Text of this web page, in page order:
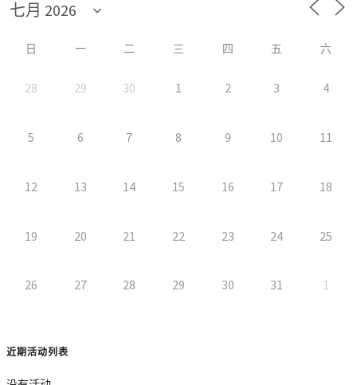
日 一 二 三 四 五 六
28 29 30 1 2 3 4
5 6 7 8 9 10 11
12 13 14 15 16 17 18
19 20 21 22 23 24 25
26 27 28 29 30 31 1
近期活动列表